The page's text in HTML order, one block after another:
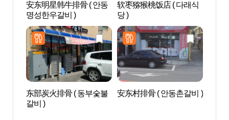
安东明星韩牛排骨 ( 안동
명성한우갈비 )
软枣猕猴桃饭店 ( 다래식
당 )
东部炭火排骨 ( 동부숯불
갈비 )
安东村排骨 ( 안동촌갈비 )